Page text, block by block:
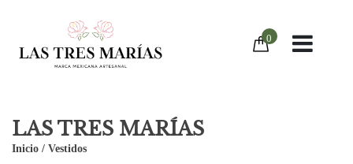
0
LAS TRES MARÍAS
Inicio / Vestidos